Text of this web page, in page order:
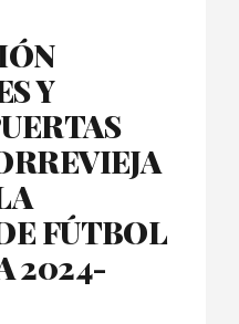
Y
FÚTBOL
2024-